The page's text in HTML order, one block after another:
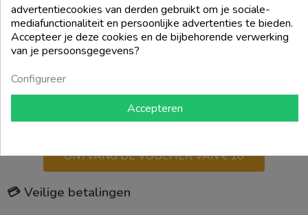
add_shopping_cart add_shopping_cart
€ 10 KORTINGSBON VOORJE EERSTE BESTELLING!
ONTVANG DE VOUCHER VAN € 10
💳 Veilige betalingen
advertentiecookies van derden gebruikt om je sociale-
mediafunctionaliteit en persoonlijke advertenties te bieden.
Accepteer je deze cookies en de bijbehorende verwerking
van je persoonsgegevens?
Configureer
Accepteren